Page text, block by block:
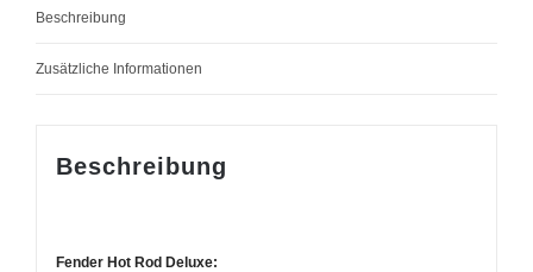
Beschreibung
Zusätzliche Informationen
Beschreibung
Fender Hot Rod Deluxe: